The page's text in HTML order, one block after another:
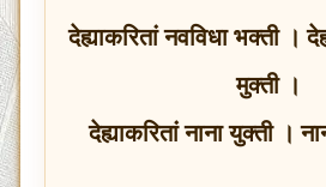
देह्याकरितां नवविधा भक्ती ।
मुक्ती ।
देह्याकरितां नाना युक्ती ।